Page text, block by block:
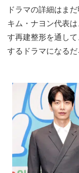
ドラマの詳細はま
キム・ナヨン代表
す再建整形を通し
するドラマになるだ